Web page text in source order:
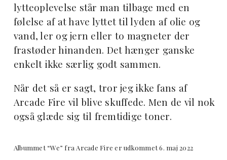
lytteoplevelse står man tilbage med en
følelse af at have lyttet til lyden af olie og
vand, ler og jern eller to magneter der
frastøder hinanden. Det hænger ganske
enkelt ikke særlig godt sammen.
Når det så er sagt, tror jeg ikke fans af
Arcade Fire vil blive skuffede. Men de vil nok
også glæde sig til fremtidige toner.
Albummet “We” fra Arcade Fire er udkommet 6. maj 2022